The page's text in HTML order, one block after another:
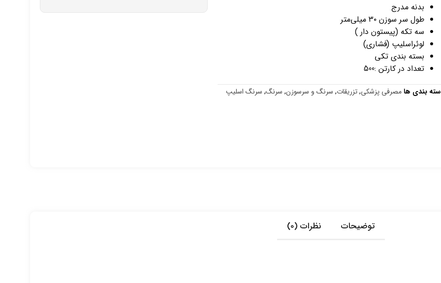
بدنه مدرج
طول سر سوزن ۳۰ میلی‌متر
سه تکه (پیستون دار )
لوئراسلیپ (فشاری)
بسته بندی تکی
تعداد در کارتن :500
بندی ها مصرفی پزشکی,تزریقات, سرنگ و سرسوزن, سرنگ, سرنگ اسلیپ
توضیحات نظرات (0)